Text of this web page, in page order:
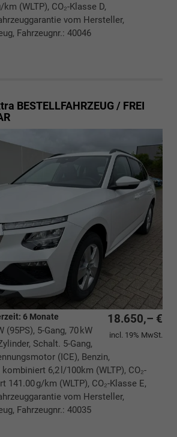
(WLTP), CO₂-Klasse D,
vom Hersteller,
Fahrzeugnr.: 40046
drucken
BESTELLFAHRZEUG / FREI
18.650,– €
incl. 19% MwSt.
6 Monate
(95PS), 5-Gang, 70 kW
Schalt. 5-Gang,
(ICE), Benzin,
6,2 l/100km (WLTP), CO₂-
141.00 g/km (WLTP), CO₂-Klasse E,
vom Hersteller,
Fahrzeugnr.: 40035
drucken